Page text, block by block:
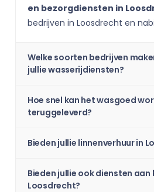
en bezorgdiensten in
bedrijven in Loosdrecht en
Welke soorten bedrijven
jullie wasserijdiensten?
Hoe snel kan het wasgoed
teruggeleverd?
Bieden jullie linnenverhuur in
Bieden jullie ook diensten aan
Loosdrecht?